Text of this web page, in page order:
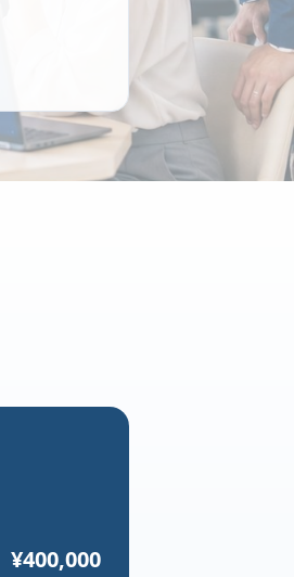
¥400,000